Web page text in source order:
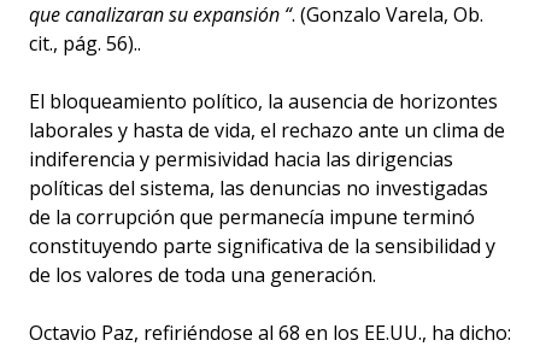
que canalizaran su expansión “. (Gonzalo Varela, Ob.
cit., pág. 56)..
El bloqueamiento político, la ausencia de horizontes
laborales y hasta de vida, el rechazo ante un clima de
indiferencia y permisividad hacia las dirigencias
políticas del sistema, las denuncias no investigadas
de la corrupción que permanecía impune terminó
constituyendo parte significativa de la sensibilidad y
de los valores de toda una generación.
Octavio Paz, refiriéndose al 68 en los EE.UU., ha dicho: